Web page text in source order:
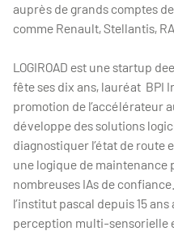
auprès de grands comptes
comme Renault, Stellantis,
LOGIROAD est une startup
fête ses dix ans, lauréat BPI
promotion de l’accélérateur
développe des solutions
diagnostiquer l’état de route
une logique de maintenance
nombreuses IAs de
l’institut pascal depuis 15
perception multi-sensorielle